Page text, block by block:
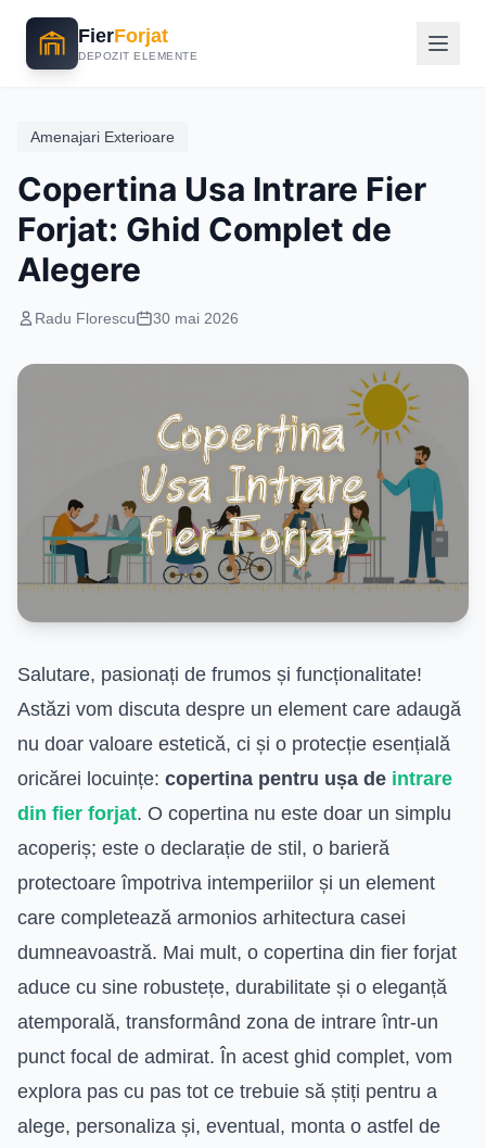
FierForjat
DEPOZIT ELEMENTE
Amenajari Exterioare
Copertina Usa Intrare Fier
Forjat: Ghid Complet de
Alegere
Radu Florescu 30 mai 2026
Salutare, pasionați de frumos și funcționalitate!
Astăzi vom discuta despre un element care adaugă
nu doar valoare estetică, ci și o protecție esențială
oricărei locuințe: copertina pentru ușa de intrare
din fier forjat. O copertina nu este doar un simplu
acoperiș; este o declarație de stil, o barieră
protectoare împotriva intemperiilor și un element
care completează armonios arhitectura casei
dumneavoastră. Mai mult, o copertina din fier forjat
aduce cu sine robustețe, durabilitate și o eleganță
atemporală, transformând zona de intrare într-un
punct focal de admirat. În acest ghid complet, vom
explora pas cu pas tot ce trebuie să știți pentru a
alege, personaliza și, eventual, monta o astfel de